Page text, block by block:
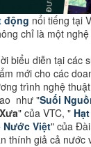
động nổi tiếng tại
chỉ là một
biểu diễn tại các
mới cho các
trình nghệ
như "Suối
" của VTC, "
Nước Việt" của
thính giả cả nước